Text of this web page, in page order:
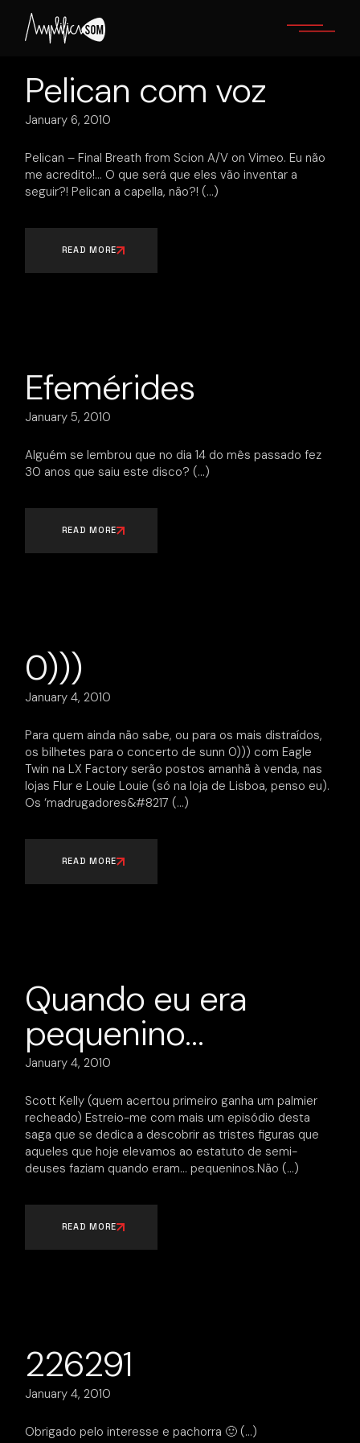
content
Pelican com voz
January 6, 2010
Pelican – Final Breath from Scion A/V on Vimeo. Eu não
me acredito!… O que será que eles vão inventar a
seguir?! Pelican a capella, não?!
READ MORE
Efemérides
January 5, 2010
Alguém se lembrou que no dia 14 do mês passado fez
30 anos que saiu este disco?
READ MORE
0)))
January 4, 2010
Para quem ainda não sabe, ou para os mais distraídos,
os bilhetes para o concerto de sunn 0))) com Eagle
Twin na LX Factory serão postos amanhã à venda, nas
lojas Flur e Louie Louie (só na loja de Lisboa, penso eu).
Os ‘madrugadores&#8217
READ MORE
Quando eu era
pequenino…
January 4, 2010
Scott Kelly (quem acertou primeiro ganha um palmier
recheado) Estreio-me com mais um episódio desta
saga que se dedica a descobrir as tristes figuras que
aqueles que hoje elevamos ao estatuto de semi-
deuses faziam quando eram… pequeninos.Não
READ MORE
226291
January 4, 2010
Obrigado pelo interesse e pachorra 🙂